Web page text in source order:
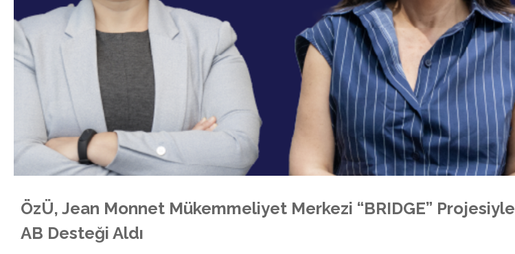
ÖzÜ, Jean Monnet Mükemmeliyet Merkezi “BRIDGE” Projesiyle
AB Desteği Aldı